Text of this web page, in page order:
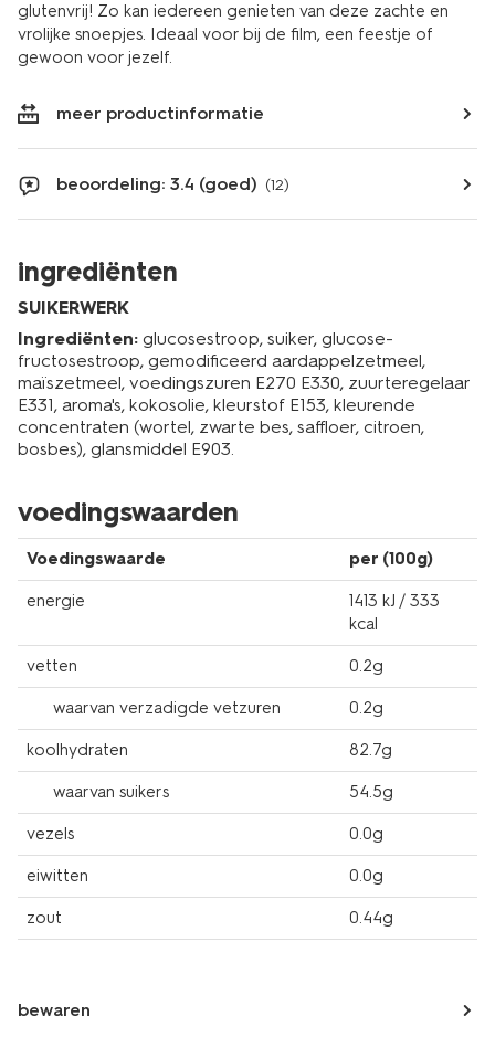
glutenvrij! Zo kan iedereen genieten van deze zachte en
vrolijke snoepjes. Ideaal voor bij de film, een feestje of
gewoon voor jezelf.
meer productinformatie
beoordeling: 3.4 (goed) (12)
ingrediënten
SUIKERWERK
Ingrediënten: glucosestroop, suiker, glucose-
fructosestroop, gemodificeerd aardappelzetmeel,
maïszetmeel, voedingszuren E270 E330, zuurteregelaar
E331, aroma's, kokosolie, kleurstof E153, kleurende
concentraten (wortel, zwarte bes, saffloer, citroen,
bosbes), glansmiddel E903.
voedingswaarden
Voedingswaarde per (100g)
energie
1413 kJ / 333
kcal
vetten 0.2g
waarvan verzadigde vetzuren 0.2g
koolhydraten 82.7g
waarvan suikers 54.5g
vezels 0.0g
eiwitten 0.0g
zout 0.44g
bewaren